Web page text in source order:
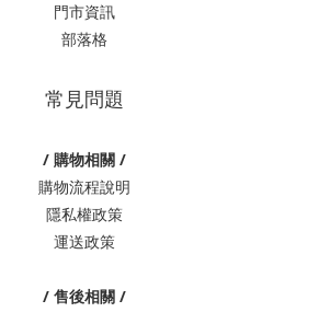
門市資訊
部落格
常見問題
/ 購物相關 /
購物流程說明
隱私權政策
運送政策
/ 售後相關 /